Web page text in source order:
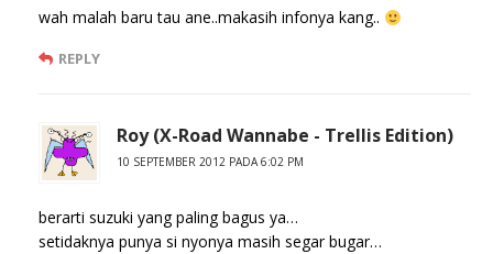
wah malah baru tau ane..makasih infonya kang..
REPLY
Roy (X-Road Wannabe - Trellis Edition)
10 SEPTEMBER 2012 PADA 6:02 PM
berarti suzuki yang paling bagus ya…
setidaknya punya si nyonya masih segar bugar…